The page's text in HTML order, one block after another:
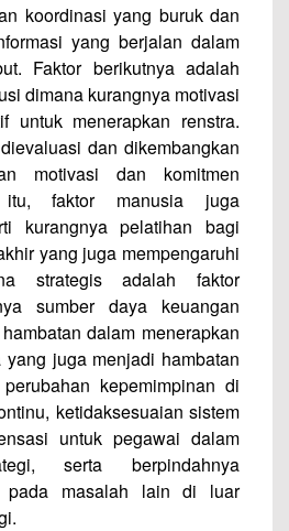
koordinasi yang buruk dan
yang berjalan dalam
Faktor berikutnya adalah
dimana kurangnya motivasi
untuk menerapkan renstra.
dan dikembangkan
motivasi dan komitmen
itu, faktor manusia juga
kurangnya pelatihan bagi
yang juga mempengaruhi
strategis adalah faktor
sumber daya keuangan
dalam menerapkan
juga menjadi hambatan
kepemimpinan di
ketidaksesuaian sistem
untuk pegawai dalam
serta berpindahnya
pada masalah lain di luar